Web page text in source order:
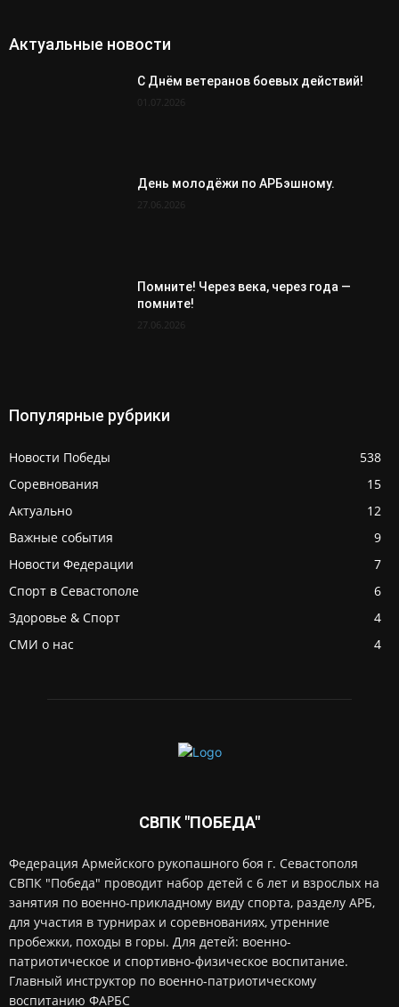
Актуальные новости
С Днём ветеранов боевых действий!
01.07.2026
День молодёжи по АРБэшному.
27.06.2026
Помните! Через века, через года —
помните!
27.06.2026
Популярные рубрики
Новости Победы
538
Соревнования
15
Актуально
12
Важные события
9
Новости Федерации
7
Спорт в Севастополе
6
Здоровье & Спорт
4
СМИ о нас
4
СВПК "ПОБЕДА"
Федерация Армейского рукопашного боя г. Севастополя
СВПК "Победа" проводит набор детей с 6 лет и взрослых на
занятия по военно-прикладному виду спорта, разделу АРБ,
для участия в турнирах и соревнованиях, утренние
пробежки, походы в горы. Для детей: военно-
патриотическое и спортивно-физическое воспитание.
Главный инструктор по военно-патриотическому
воспитанию ФАРБС